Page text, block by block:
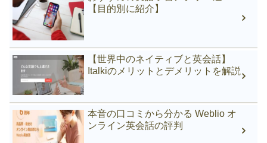
【目的別に紹介】
【世界中のネイティブと英会話】
Italkiのメリットとデメリットを解説
本音の口コミから分かる Weblio オ
ンライン英会話の評判